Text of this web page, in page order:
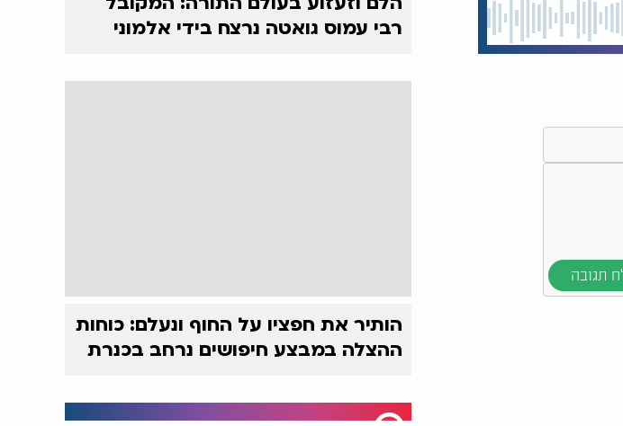
רבי עמוס גואטה נרצח בידי אלמוני
הותיר את חפציו על החוף ונעלם: כוחות
ההצלה במבצע חיפושים נרחב בכנרת